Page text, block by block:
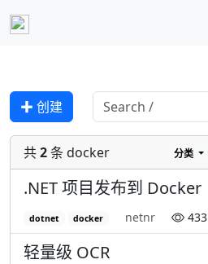
✚ 创建
共2条 docker 分类
.NET 项目发布到 Docker
dotnet docker netnr 433
轻量级 OCR